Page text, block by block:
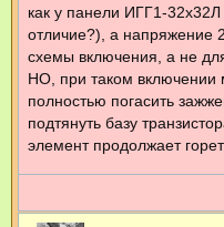
как у панели ИГГ1-
отличие?), а напряжение
схемы включения, а не
НО, при таком включении
полностью погасить
подтянуть базу
элемент продолжает